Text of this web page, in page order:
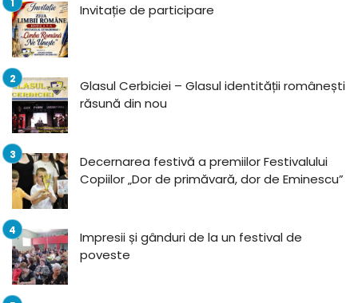
Invitație de participare
Glasul Cerbiciei – Glasul identității românești
răsună din nou
Decernarea festivă a premiilor Festivalului
Copiilor „Dor de primăvară, dor de Eminescu”
Impresii și gânduri de la un festival de
poveste